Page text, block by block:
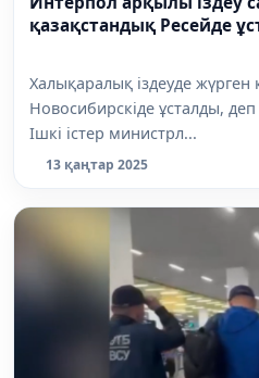
қазақстандық Ресейде
Халықаралық іздеуде жүрген
Новосибирскіде ұсталды,
Ішкі істер министрл...
13 қаңтар 2025